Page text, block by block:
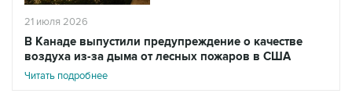
21 июля 2026
В Канаде выпустили предупреждение о качестве
воздуха из-за дыма от лесных пожаров в США
Читать подробнее